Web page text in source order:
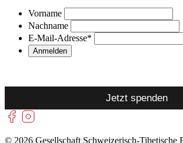
Vorname
Nachname
E-Mail-Adresse*
Jetzt spenden
© 2026 Gesellschaft Schweizerisch-Tibetische